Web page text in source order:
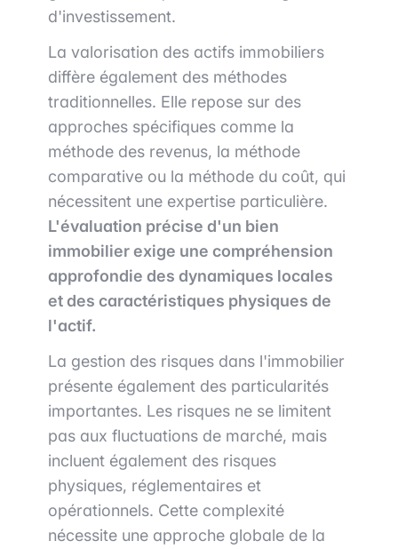
d'investissement.
La valorisation des actifs immobiliers
diffère également des méthodes
traditionnelles. Elle repose sur des
approches spécifiques comme la
méthode des revenus, la méthode
comparative ou la méthode du coût, qui
nécessitent une expertise particulière.
L'évaluation précise d'un bien
immobilier exige une compréhension
approfondie des dynamiques locales
et des caractéristiques physiques de
l'actif.
La gestion des risques dans l'immobilier
présente également des particularités
importantes. Les risques ne se limitent
pas aux fluctuations de marché, mais
incluent également des risques
physiques, réglementaires et
opérationnels. Cette complexité
nécessite une approche globale de la